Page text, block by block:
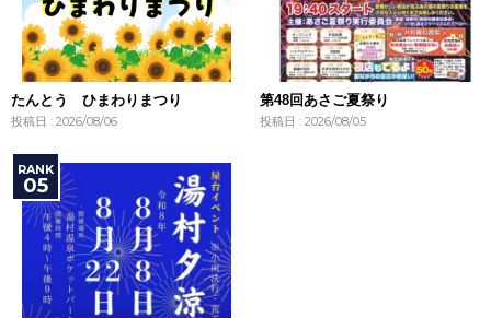
たんとう ひまわりまつり
投稿日 : 2026/08/06
第48回あさご夏祭り
投稿日 : 2026/08/05